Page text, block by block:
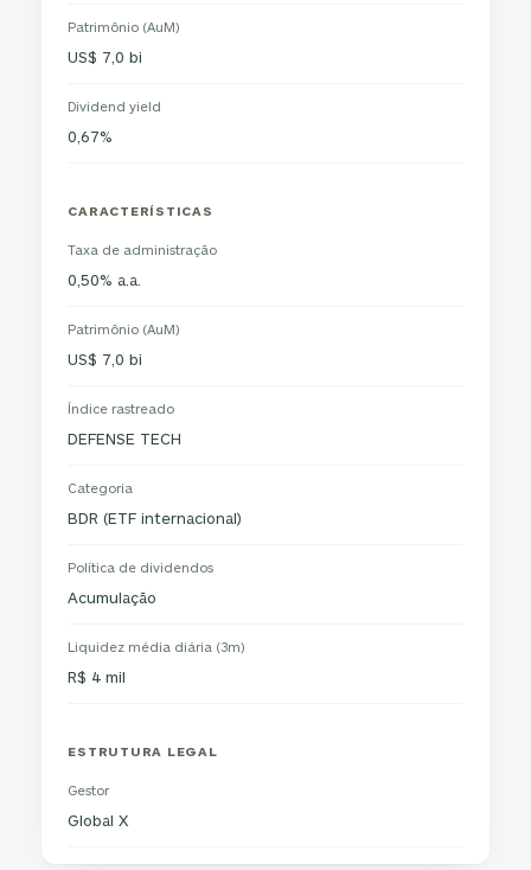
Patrimônio (AuM)
US$ 7,0 bi
Dividend yield
0,67%
CARACTERÍSTICAS
Taxa de administração
0,50% a.a.
Patrimônio (AuM)
US$ 7,0 bi
Índice rastreado
DEFENSE TECH
Categoria
BDR (ETF internacional)
Política de dividendos
Acumulação
Liquidez média diária (3m)
R$ 4 mil
ESTRUTURA LEGAL
Gestor
Global X